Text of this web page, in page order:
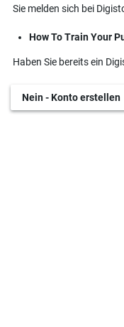
Sie melden sich bei
How To Train Your
Haben Sie bereits ein
Nein - Konto erstellen